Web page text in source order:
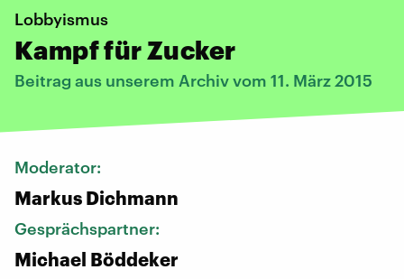
Lobbyismus
Kampf für Zucker
Beitrag aus unserem Archiv vom 11. März 2015
Moderator:
Markus Dichmann
Gesprächspartner:
Michael Böddeker